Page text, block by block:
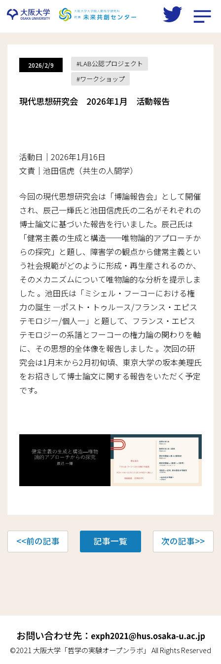
2026/2/9
LAB公認プロジェクト
ワークショップ
現代思想研究会 2026年1月 活動報告
活動日｜2026年1月16日
文責｜池田信虎（共生の人間学）
今回の現代思想研究会は「博論報告会」として開催
され、辰己一輝氏と池田信虎氏の二名がそれぞれの
博士論文に基づいた報告を行いました。辰己氏は
「健常主義の生成と構造──唯物論的アプローチか
らの探究」と題し、障害学の観点から健常主義とい
う社会規範がどのように形成・再生産されるのか、
そのメカニズムについて唯物論的な分析を提示しま
した 。池田氏は「ミシェル・フーコーにおける権
力の誕生 ―ポスト・トゥルース/フランス・エピス
テモロジー/個人一」と題して、フランス・エピス
テモロジーの系譜とフーコーの権力論の関わりを軸
に、その思想的全体像を報告しました 。次回の研
究会は1月末から2月初旬頃、東京大学の坂本美理氏
をお招きして博士論文に関する報告をいただく予定
です。
投
ー
<<前の記事 記事一覧 次の記事>>
お問い合わせ先：
©2021 大阪大学「哲学の実験オープンラボ」 All Rights Reserved